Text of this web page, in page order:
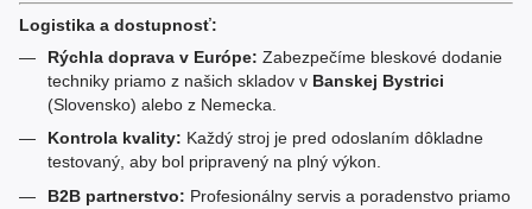
Logistika a dostupnosť:
Rýchla doprava v Európe: Zabezpečíme bleskové dodanie
techniky priamo z našich skladov v Banskej Bystrici
(Slovensko) alebo z Nemecka.
Kontrola kvality: Každý stroj je pred odoslaním dôkladne
testovaný, aby bol pripravený na plný výkon.
B2B partnerstvo: Profesionálny servis a poradenstvo priamo